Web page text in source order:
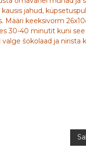
jahud,
keeksivorm
30-40 minutit kuni
šokolaad ja nirista